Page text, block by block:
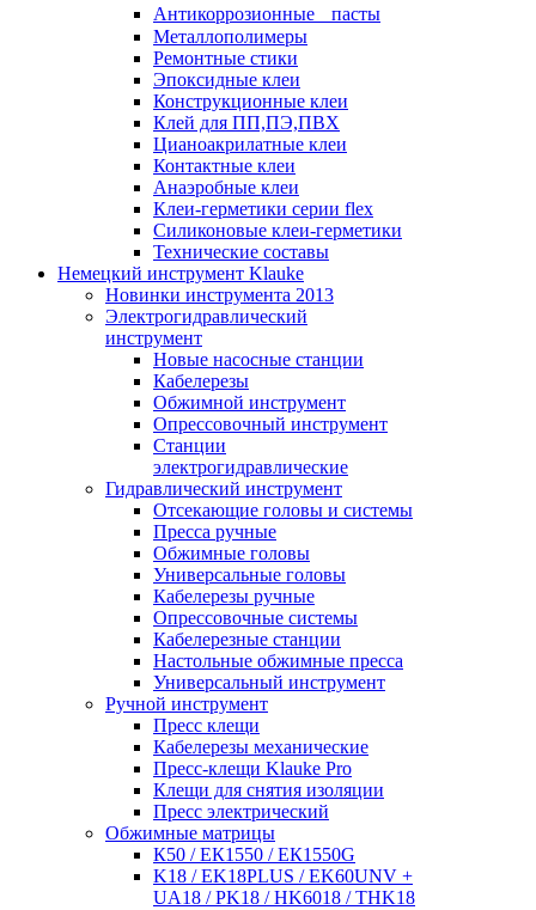
Антикоррозионные пасты
Металлополимеры
Ремонтные стики
Эпоксидные клеи
Конструкционные клеи
Клей для ПП,ПЭ,ПВХ
Цианоакрилатные клеи
Контактные клеи
Анаэробные клеи
Клеи-герметики серии flex
Силиконовые клеи-герметики
Технические составы
Немецкий инструмент Klauke
Новинки инструмента 2013
Электрогидравлический
инструмент
Новые насосные станции
Кабелерезы
Обжимной инструмент
Опрессовочный инструмент
Станции
электрогидравлические
Гидравлический инструмент
Отсекающие головы и системы
Пресса ручные
Обжимные головы
Универсальные головы
Кабелерезы ручные
Опрессовочные системы
Кабелерезные станции
Настольные обжимные пресса
Универсальный инструмент
Ручной инструмент
Пресс клещи
Кабелерезы механические
Пресс-клещи Klauke Pro
Клещи для снятия изоляции
Пресс электрический
Обжимные матрицы
К50 / ЕК1550 / ЕК1550G
K18 / EK18PLUS / EK60UNV +
UA18 / PK18 / HK6018 / THK18